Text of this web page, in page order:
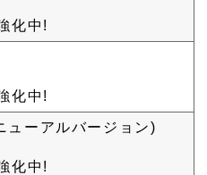
化中!
化中!
ューアルバージョン)
化中!